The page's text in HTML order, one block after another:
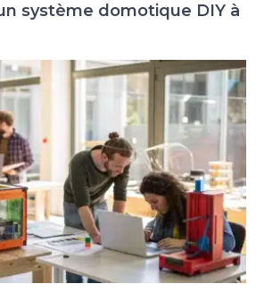
système domotique DIY à